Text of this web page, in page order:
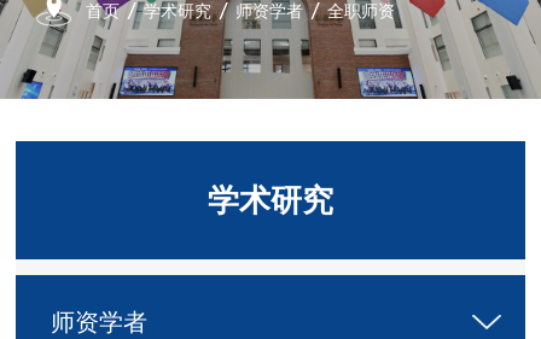
首页 学术研究 师资学者 全职师资
学术研究
师资学者